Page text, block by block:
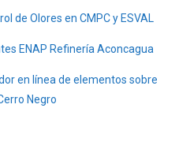
de Olores en CMPC y ESVAL
ENAP Refinería Aconcagua
en línea de elementos sobre
Negro